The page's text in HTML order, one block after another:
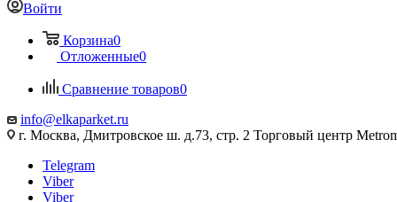
Войти
Корзина0
Отложенные0
Сравнение товаров0
info@elkaparket.ru
г. Москва, Дмитровское ш. д.73, стр. 2 Торговый центр
Telegram
Viber
Viber